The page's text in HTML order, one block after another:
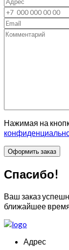
Нажимая на
Спасибо!
Ваш заказ
ближайшее
Адрес